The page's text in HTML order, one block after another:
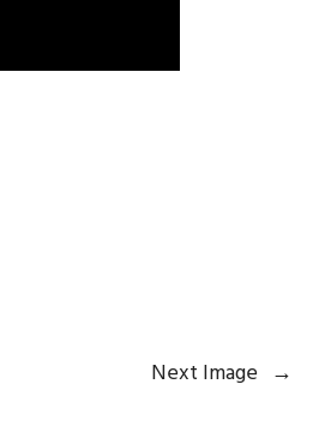
Next Image →